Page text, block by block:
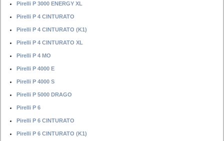
Pirelli P 3000 ENERGY XL
Pirelli P 4 CINTURATO
Pirelli P 4 CINTURATO (K1)
Pirelli P 4 CINTURATO XL
Pirelli P 4 MO
Pirelli P 4000 E
Pirelli P 4000 S
Pirelli P 5000 DRAGO
Pirelli P 6
Pirelli P 6 CINTURATO
Pirelli P 6 CINTURATO (K1)